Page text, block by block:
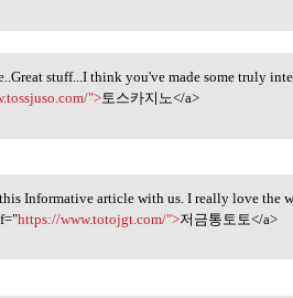
stuff...I think you've made some truly
">토스카지노</a>
Informative article with us. I really love the
https://www.totojgt.com/">저금통토토</a>